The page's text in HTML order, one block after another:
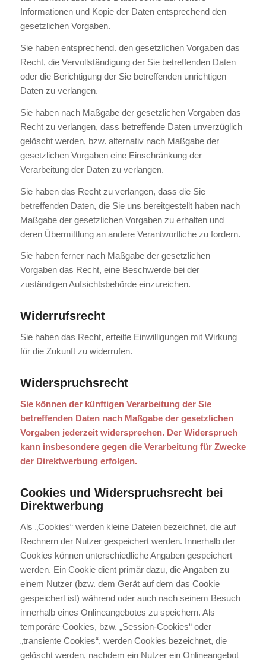
Informationen und Kopie der Daten entsprechend den
gesetzlichen Vorgaben.
Sie haben entsprechend. den gesetzlichen Vorgaben das
Recht, die Vervollständigung der Sie betreffenden Daten
oder die Berichtigung der Sie betreffenden unrichtigen
Daten zu verlangen.
Sie haben nach Maßgabe der gesetzlichen Vorgaben das
Recht zu verlangen, dass betreffende Daten unverzüglich
gelöscht werden, bzw. alternativ nach Maßgabe der
gesetzlichen Vorgaben eine Einschränkung der
Verarbeitung der Daten zu verlangen.
Sie haben das Recht zu verlangen, dass die Sie
betreffenden Daten, die Sie uns bereitgestellt haben nach
Maßgabe der gesetzlichen Vorgaben zu erhalten und
deren Übermittlung an andere Verantwortliche zu fordern.
Sie haben ferner nach Maßgabe der gesetzlichen
Vorgaben das Recht, eine Beschwerde bei der
zuständigen Aufsichtsbehörde einzureichen.
Widerrufsrecht
Sie haben das Recht, erteilte Einwilligungen mit Wirkung
für die Zukunft zu widerrufen.
Widerspruchsrecht
Sie können der künftigen Verarbeitung der Sie
betreffenden Daten nach Maßgabe der gesetzlichen
Vorgaben jederzeit widersprechen. Der Widerspruch
kann insbesondere gegen die Verarbeitung für Zwecke
der Direktwerbung erfolgen.
Cookies und Widerspruchsrecht bei
Direktwerbung
Als „Cookies“ werden kleine Dateien bezeichnet, die auf
Rechnern der Nutzer gespeichert werden. Innerhalb der
Cookies können unterschiedliche Angaben gespeichert
werden. Ein Cookie dient primär dazu, die Angaben zu
einem Nutzer (bzw. dem Gerät auf dem das Cookie
gespeichert ist) während oder auch nach seinem Besuch
innerhalb eines Onlineangebotes zu speichern. Als
temporäre Cookies, bzw. „Session-Cookies“ oder
„transiente Cookies“, werden Cookies bezeichnet, die
gelöscht werden, nachdem ein Nutzer ein Onlineangebot